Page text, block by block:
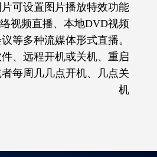
可设置图片播放特效功能
视频直播、本地DVD视频
等多种流媒体形式直播。
、远程开机或关机、重启
每周几几点开机、几点关
机